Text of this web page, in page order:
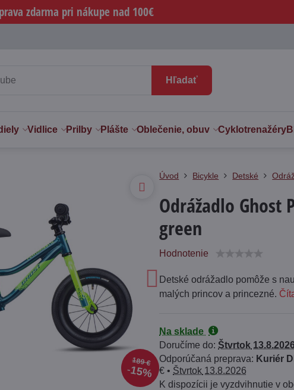
zdarma pri nákupe nad 100€
Hľadať
Vidlice Prilby Plášte Oblečenie, obuv Cyklotrenažéry
189 €
15%
Úvod Bicykle Detské
Odrážadlo Ghost
green
Hodnotenie
Detské odrážadlo pomôže s
malých princov a princezné.
Na sklade
Doručíme do:Štvrtok
Kuriér
€ • Štvrtok 13.8.2026